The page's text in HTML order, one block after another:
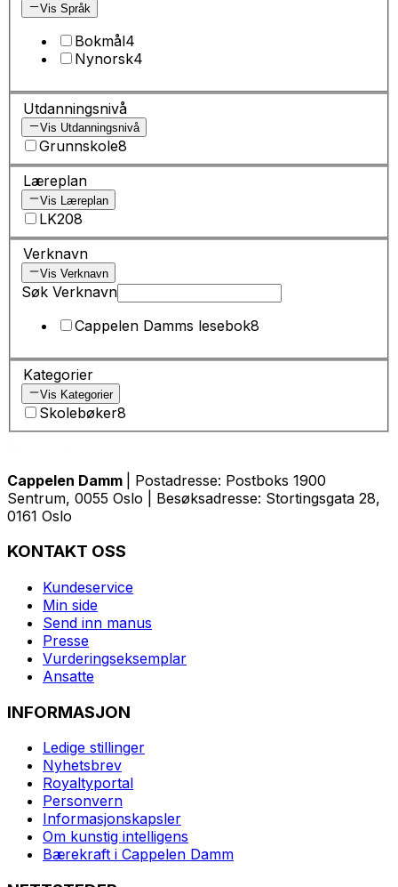
Vis Språk
Bokmål4
Nynorsk4
Utdanningsnivå
Vis Utdanningsnivå
Grunnskole8
Læreplan
Vis Læreplan
LK208
Verknavn
Vis Verknavn
Søk Verknavn
Cappelen Damms lesebok8
Kategorier
Vis Kategorier
Skolebøker8
Cappelen Damm
| Postadresse: Postboks 1900
Sentrum, 0055 Oslo | Besøksadresse: Stortingsgata 28,
0161 Oslo
KONTAKT OSS
Kundeservice
Min side
Send inn manus
Presse
Vurderingseksemplar
Ansatte
INFORMASJON
Ledige stillinger
Nyhetsbrev
Royaltyportal
Personvern
Informasjonskapsler
Om kunstig intelligens
Bærekraft i Cappelen Damm